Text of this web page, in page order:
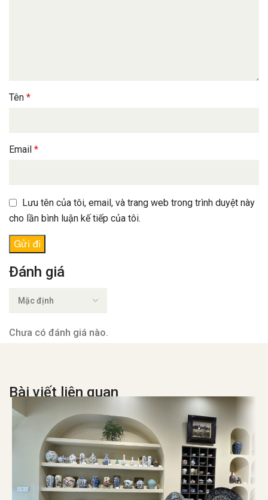
Đánh giá
Chưa có đánh giá nào.
Tên*
Email*
Lưu tên của tôi, email, và trang web trong trình duyệt này
cho lần bình luận kế tiếp của tôi.
Bài viết liên quan